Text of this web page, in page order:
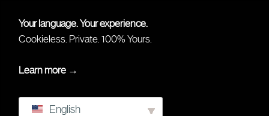
Your language. Your experience.
Cookieless. Private. 100% Yours.
Learn more →
English